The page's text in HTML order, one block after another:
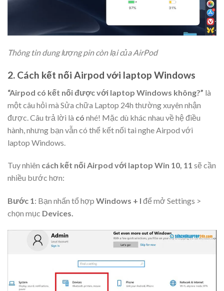
Thông tin dung lượng pin còn lại của AirPod
2. Cách kết nối Airpod với laptop Windows
“Airpod có kết nối được với laptop Windows không?” là
một câu hỏi mà Sửa chữa Laptop 24h thường xuyên nhận
được. Câu trả lời là có nhé! Mặc dù khác nhau về hệ điều
hành, nhưng bạn vẫn có thể kết nối tai nghe Airpod với
laptop Windows.
Tuy nhiên cách kết nối Airpod với laptop Win 10, 11 sẽ cần
nhiều bước hơn:
Bước 1: Bạn nhấn tổ hợp Windows + I để mở Settings >
chọn mục Devices.